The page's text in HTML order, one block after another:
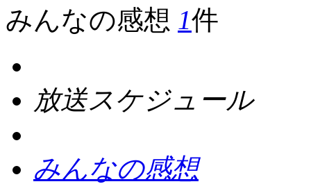
みんなの感想 1件
放送スケジュール
みんなの感想